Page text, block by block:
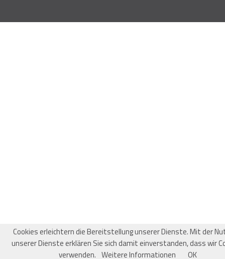
Cookies erleichtern die Bereitstellung unserer Dienste. Mit der
unserer Dienste erklären Sie sich damit einverstanden, dass wir
verwenden. Weitere Informationen OK